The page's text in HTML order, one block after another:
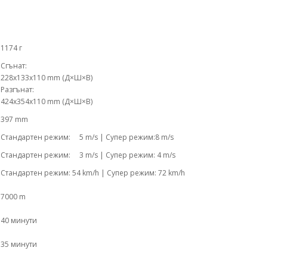
1174 г
Сгънат:
228x133x110 mm (Д×Ш×В)
Разгънат:
424x354x110 mm (Д×Ш×В)
397 mm
Стандартен режим: 5 m/s | Супер режим:8 m/s
Стандартен режим: 3 m/s | Супер режим: 4 m/s
Стандартен режим: 54 km/h | Супер режим: 72 km/h
7000 m
40 минути
35 минути